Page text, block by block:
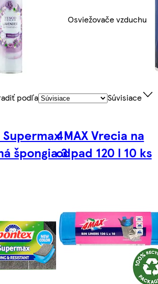
Osviežovače vzduchu
podľa Súvisiace
špongia 3
4MAX Vrecia na
odpad 120 l 10 ks